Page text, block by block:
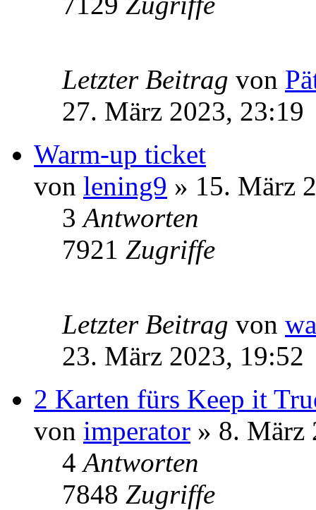
Letzter Beitrag von
27. März 2023, 23:19
Warm-up ticket
von lening9 » 15. März
3Antworten
7921 Zugriffe
Letzter Beitrag von
23. März 2023, 19:52
2 Karten fürs Keep it
von imperator » 8. März
4Antworten
7848 Zugriffe